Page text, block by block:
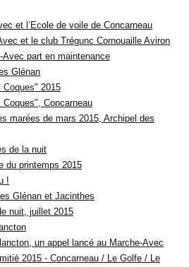
et l’Ecole de voile de Concarneau
et le club Trégunc Cornouaille Aviron
Avec part en maintenance
Glénan
Coques" 2015
Coques", Concarneau
marées de mars 2015, Archipel des
de la nuit
du printemps 2015
!
Glénan et Jacinthes
nuit, juillet 2015
un appel lancé au Marche-Avec
2015 - Concarneau / Le Golfe / Le